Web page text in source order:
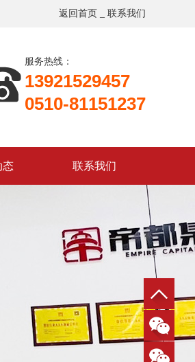
返回首页 联系我们
服务热线：
13921529457
0510-81151237
态 联系我们